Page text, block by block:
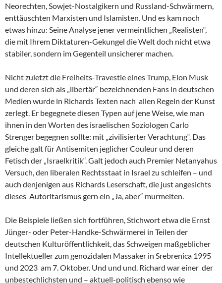
Neorechten, Sowjet-Nostalgikern und Russland-Schwärmern,
enttäuschten Marxisten und Islamisten. Und es kam noch
etwas hinzu: Seine Analyse jener vermeintlichen „Realisten“,
die mit Ihrem Diktaturen-Gekungel die Welt doch nicht etwa
stabiler, sondern im Gegenteil unsicherer machen.
Nicht zuletzt die Freiheits-Travestie eines Trump, Elon Musk
und deren sich als „libertär“ bezeichnenden Fans in deutschen
Medien wurde in Richards Texten nach allen Regeln der Kunst
zerlegt. Er begegnete diesen Typen auf jene Weise, wie man
ihnen in den Worten des israelischen Soziologen Carlo
Strenger begegnen sollte: mit „zivilisierter Verachtung“. Das
gleiche galt für Antisemiten jeglicher Couleur und deren
Fetisch der „Israelkritik“. Galt jedoch auch Premier Netanyahus
Versuch, den liberalen Rechtsstaat in Israel zu schleifen – und
auch denjenigen aus Richards Leserschaft, die just angesichts
dieses Autoritarismus gern ein „Ja, aber“ murmelten.
Die Beispiele ließen sich fortführen, Stichwort etwa die Ernst
Jünger- oder Peter-Handke-Schwärmerei in Teilen der
deutschen Kulturöffentlichkeit, das Schweigen maßgeblicher
Intellektueller zum genozidalen Massaker in Srebrenica 1995
und 2023 am 7. Oktober. Und und und. Richard war einer der
unbestechlichsten und – aktuell-politisch ebenso wie